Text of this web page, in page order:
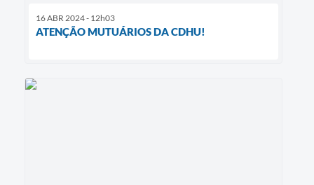
16 ABR 2024 - 12h03
ATENÇÃO MUTUÁRIOS DA CDHU!